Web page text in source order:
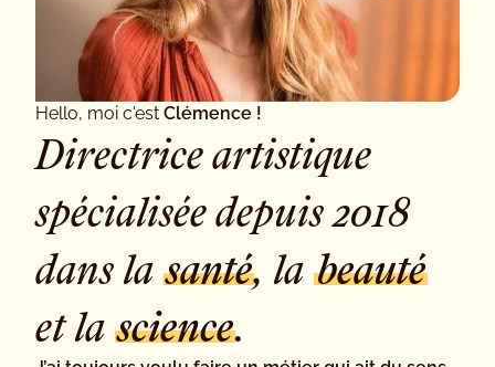
Hello, moi c'est Clémence !
Directrice artistique
spécialisée depuis 2018
dans la santé, la beauté
et la science.